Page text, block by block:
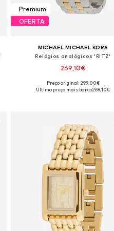
Premium
OFERTA
MICHAEL MICHAEL KORS
Relógios analógicos 'RITZ'
269,10€
Tamanhos disponíveis: One Size
Preço original: 299,00€
Último preço mais baixo:269,10€